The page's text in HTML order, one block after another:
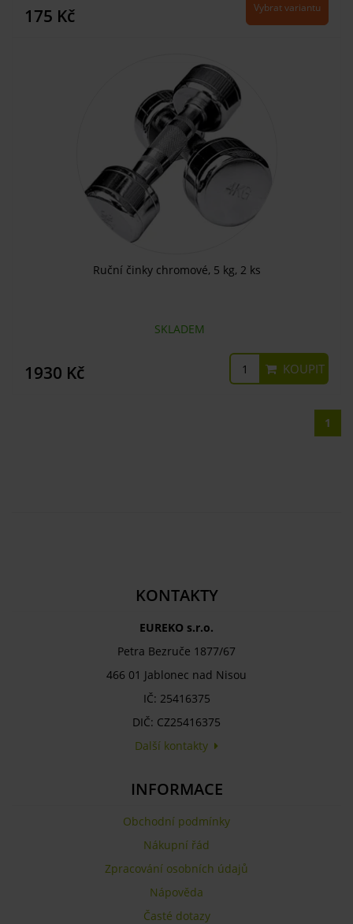
175 Kč Vybrat variantu
Ruční činky chromové, 5 kg, 2 ks
SKLADEM
1930 Kč KOUPIT
1
KONTAKTY
EUREKO s.r.o.
Petra Bezruče 1877/67
466 01 Jablonec nad Nisou
IČ: 25416375
DIČ: CZ25416375
Další kontakty
INFORMACE
Obchodní podmínky
Nákupní řád
Zpracování osobních údajů
Nápověda
Časté dotazy